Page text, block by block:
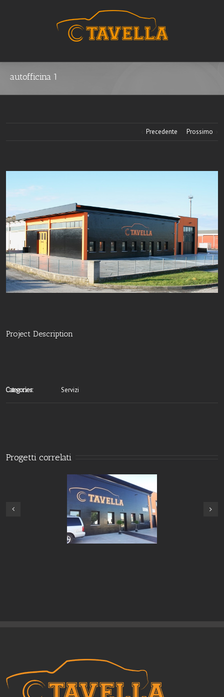
autofficina 1
Precedente Prossimo
Project Description
Categories: Servizi
Progetti correlati